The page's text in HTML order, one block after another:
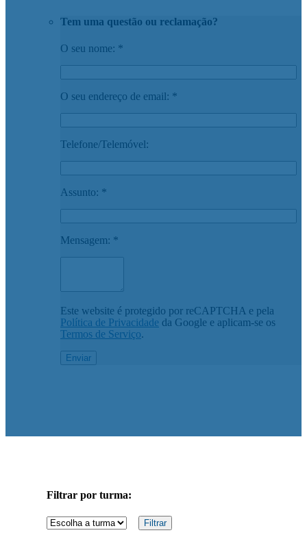
Tem uma questão ou reclamação?
O seu nome: *
O seu endereço de email: *
Telefone/Telemóvel:
Assunto: *
Mensagem: *
Este website é protegido por reCAPTCHA e pela
Política de Privacidade da Google e aplicam-se os
Termos de Serviço.
Filtrar por turma: